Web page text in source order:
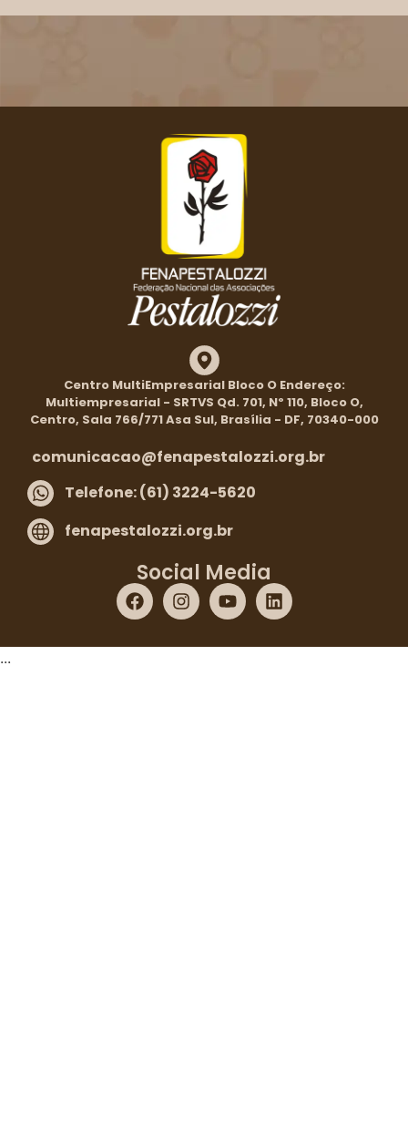
Centro MultiEmpresarial Bloco O Endereço:
Multiempresarial - SRTVS Qd. 701, Nº 110, Bloco O,
Centro, Sala 766/771 Asa Sul, Brasília - DF, 70340-000
comunicacao@fenapestalozzi.org.br
Telefone: (61) 3224-5620
fenapestalozzi.org.br
Social Media
...